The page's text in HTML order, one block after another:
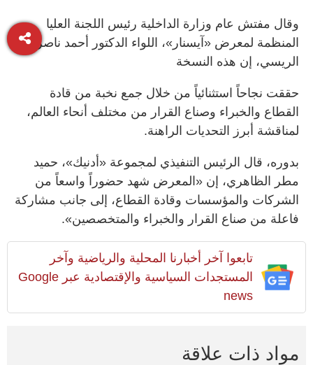
وقال مفتش عام وزارة الداخلية رئيس اللجنة العليا
المنظمة لمعرض «آيسنار»، اللواء الدكتور أحمد ناصر
الريسي، إن هذه النسخة
حققت نجاحاً استثنائياً من خلال جمع نخبة من قادة
القطاع والخبراء وصناع القرار من مختلف أنحاء العالم،
لمناقشة أبرز التحديات الراهنة.
بدوره، قال الرئيس التنفيذي لمجموعة «أدنيك»، حميد
مطر الظاهري، إن «المعرض شهد حضوراً واسعاً من
الشركات والمؤسسات وقادة القطاع، إلى جانب مشاركة
فاعلة من صناع القرار والخبراء والمتخصصين».
تابعوا آخر أخبارنا المحلية والرياضية وآخر
المستجدات السياسية والإقتصادية عبر Google
news
مواد ذات علاقة